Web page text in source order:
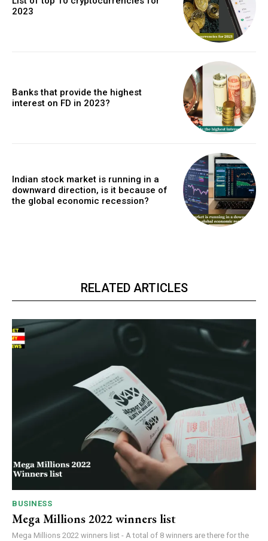
2023
Banks that provide the highest
interest on FD in 2023?
Indian stock market is running in a
downward direction, is it because of
the global economic recession?
RELATED ARTICLES
BUSINESS
Mega Millions 2022 winners list
Mega Millions 2022 winners list - A total of 8 winners are there for the